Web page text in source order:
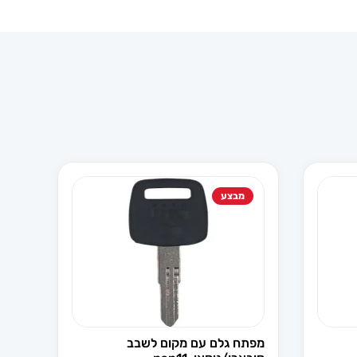
מבצע
מפתח גלם עם מקום לשבב